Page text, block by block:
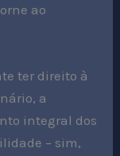
ao
ter direito à
a
integral dos
– sim,